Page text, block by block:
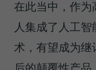
在此当中，作为
人集成了人工
术，有望成为